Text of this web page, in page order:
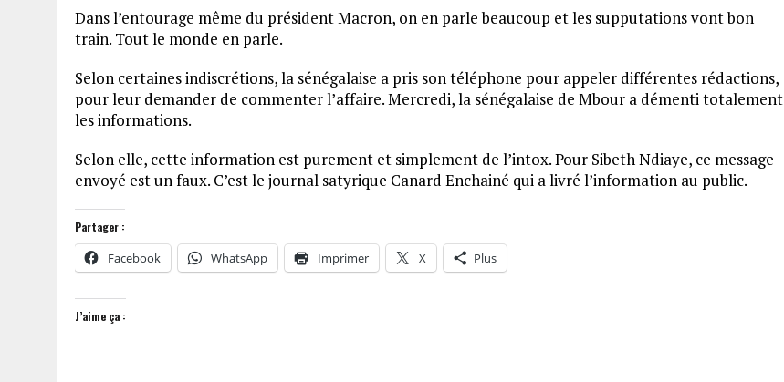
Dans l’entourage même du président Macron, on en parle beaucoup et les supputations vont bon
train. Tout le monde en parle.
Selon certaines indiscrétions, la sénégalaise a pris son téléphone pour appeler différentes rédactions,
pour leur demander de commenter l’affaire. Mercredi, la sénégalaise de Mbour a démenti totalement
les informations.
Selon elle, cette information est purement et simplement de l’intox. Pour Sibeth Ndiaye, ce message
envoyé est un faux. C’est le journal satyrique Canard Enchainé qui a livré l’information au public.
Partager :
Facebook WhatsApp Imprimer X Plus
J’aime ça :